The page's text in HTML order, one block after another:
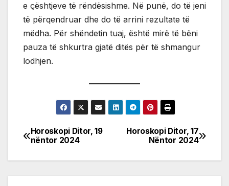
e çështjeve të rëndësishme. Në punë, do të jeni
të përqendruar dhe do të arrini rezultate të
mëdha. Për shëndetin tuaj, është mirë të bëni
pauza të shkurtra gjatë ditës për të shmangur
lodhjen.
Post
navigation
Horoskopi Ditor, 17
Nëntor 2024
Horoskopi Ditor, 19
nëntor 2024